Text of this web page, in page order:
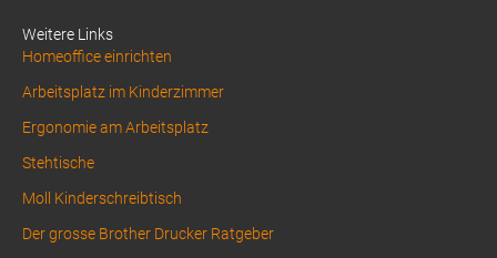
Weitere Links
Homeoffice einrichten
Arbeitsplatz im Kinderzimmer
Ergonomie am Arbeitsplatz
Stehtische
Moll Kinderschreibtisch
Der grosse Brother Drucker Ratgeber